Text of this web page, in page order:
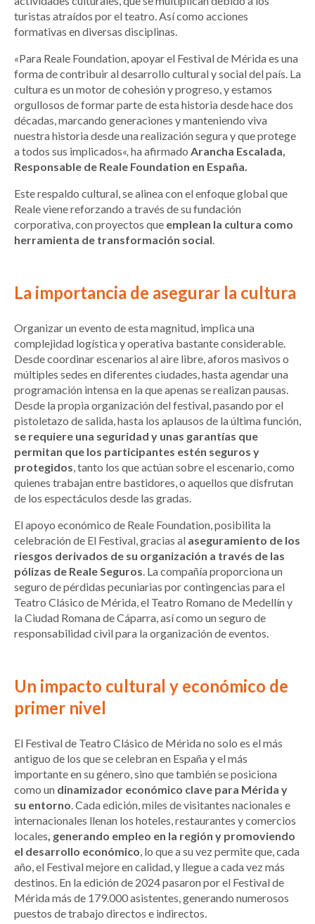
turistas atraídos por el teatro. Así como acciones
formativas en diversas disciplinas.
«Para Reale Foundation, apoyar el Festival de Mérida es una
forma de contribuir al desarrollo cultural y social del país. La
cultura es un motor de cohesión y progreso, y estamos
orgullosos de formar parte de esta historia desde hace dos
décadas, marcando generaciones y manteniendo viva
nuestra historia desde una realización segura y que protege
a todos sus implicados«, ha afirmado Arancha Escalada,
Responsable de Reale Foundation en España.
Este respaldo cultural, se alinea con el enfoque global que
Reale viene reforzando a través de su fundación
corporativa, con proyectos que emplean la cultura como
herramienta de transformación social.
La importancia de asegurar la cultura
Organizar un evento de esta magnitud, implica una
complejidad logística y operativa bastante considerable.
Desde coordinar escenarios al aire libre, aforos masivos o
múltiples sedes en diferentes ciudades, hasta agendar una
programación intensa en la que apenas se realizan pausas.
Desde la propia organización del festival, pasando por el
pistoletazo de salida, hasta los aplausos de la última función,
se requiere una seguridad y unas garantías que
permitan que los participantes estén seguros y
protegidos, tanto los que actúan sobre el escenario, como
quienes trabajan entre bastidores, o aquellos que disfrutan
de los espectáculos desde las gradas.
El apoyo económico de Reale Foundation, posibilita la
celebración de El Festival, gracias al aseguramiento de los
riesgos derivados de su organización a través de las
pólizas de Reale Seguros. La compañía proporciona un
seguro de pérdidas pecuniarias por contingencias para el
Teatro Clásico de Mérida, el Teatro Romano de Medellín y
la Ciudad Romana de Cáparra, así como un seguro de
responsabilidad civil para la organización de eventos.
Un impacto cultural y económico de
primer nivel
El Festival de Teatro Clásico de Mérida no solo es el más
antiguo de los que se celebran en España y el más
importante en su género, sino que también se posiciona
como un dinamizador económico clave para Mérida y
su entorno. Cada edición, miles de visitantes nacionales e
internacionales llenan los hoteles, restaurantes y comercios
locales, generando empleo en la región y promoviendo
el desarrollo económico, lo que a su vez permite que, cada
año, el Festival mejore en calidad, y llegue a cada vez más
destinos. En la edición de 2024 pasaron por el Festival de
Mérida más de 179.000 asistentes, generando numerosos
puestos de trabajo directos e indirectos.